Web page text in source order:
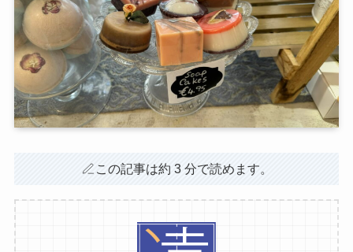
この記事は約 3 分で読めます。